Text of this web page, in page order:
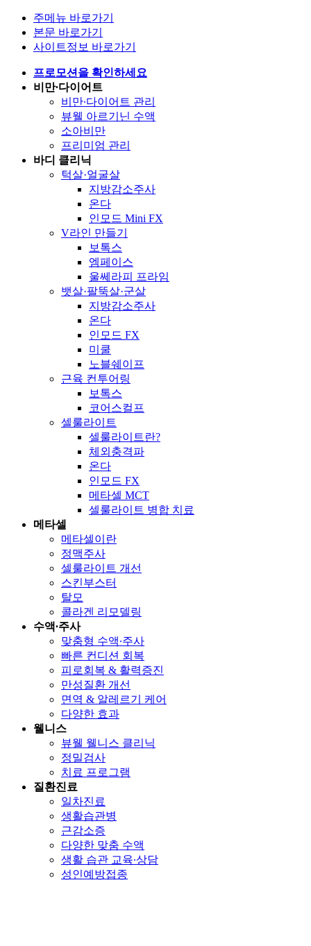
주메뉴 바로가기
본문 바로가기
사이트정보 바로가기
프로모션을 확인하세요
비만∙다이어트
비만∙다이어트 관리
뷰웰 아르기닌 수액
소아비만
프리미엄 관리
바디 클리닉
턱살·얼굴살
지방감소주사
온다
인모드 Mini FX
V라인 만들기
보톡스
엠페이스
울쎄라피 프라임
뱃살·팔뚝살·군살
지방감소주사
온다
인모드 FX
미쿨
노블쉐이프
근육 컨투어링
보톡스
코어스컬프
셀룰라이트
셀룰라이트란?
체외충격파
온다
인모드 FX
메타셀 MCT
셀룰라이트 병합 치료
메타셀
메타셀이란
정맥주사
셀룰라이트 개선
스킨부스터
탈모
콜라겐 리모델링
수액∙주사
맞춤형 수액∙주사
빠른 컨디션 회복
피로회복 & 활력증진
만성질환 개선
면역 & 알레르기 케어
다양한 효과
웰니스
뷰웰 웰니스 클리닉
정밀검사
치료 프로그램
질환진료
일차진료
생활습관병
근감소증
다양한 맞춤 수액
생활 습관 교육∙상담
성인예방접종